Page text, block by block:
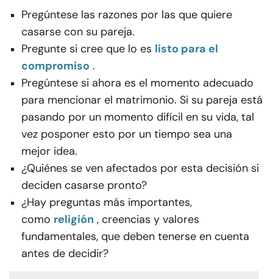
Pregúntese las razones por las que quiere
casarse con su pareja.
Pregunte si cree que lo es listo para el
compromiso .
Pregúntese si ahora es el momento adecuado
para mencionar el matrimonio. Si su pareja está
pasando por un momento difícil en su vida, tal
vez posponer esto por un tiempo sea una
mejor idea.
¿Quiénes se ven afectados por esta decisión si
deciden casarse pronto?
¿Hay preguntas más importantes,
como religión , creencias y valores
fundamentales, que deben tenerse en cuenta
antes de decidir?